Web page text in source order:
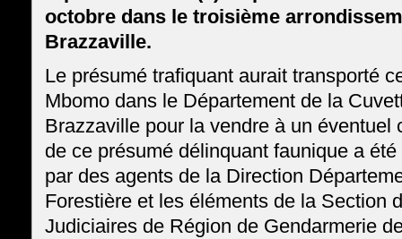
octobre dans le troisième
Brazzaville.
Le présumé trafiquant aurait transporté
Mbomo dans le Département de la
Brazzaville pour la vendre à un éventuel
de ce présumé délinquant faunique a
par des agents de la Direction
Forestière et les éléments de la Section
Judiciaires de Région de Gendarmerie